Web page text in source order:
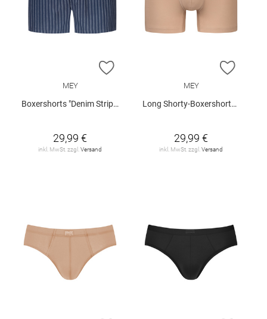
ZUR WUNSCHLISTE HINZUFÜGEN
MEY
Boxershorts "Denim Stripes"
29,99 €
inkl. MwSt. zzgl.Versand
ZUR
MEY
Long Shorty-Boxershorts "Business Class"
29,99 €
inkl. MwSt. zzgl.Versand